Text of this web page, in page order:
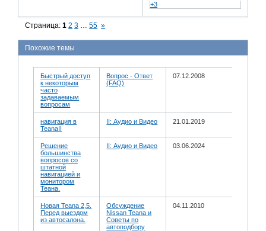
+3
Страница:1 2 3 … 55 »
Похожие темы
Быстрый доступ
к некоторым
часто
задаваемым
вопросам
Вопрос - Ответ
(FAQ)
07.12.2008
навигация в
TeanaII
II: Аудио и Bидео 21.01.2019
Решение
большинства
вопросов со
штатной
навигацией и
монитором
Теана.
II: Аудио и Bидео 03.06.2024
Новая Teana 2,5.
Перед выездом
из автосалона.
Обсуждение
Nissan Teana и
Советы по
автоподбору
04.11.2010